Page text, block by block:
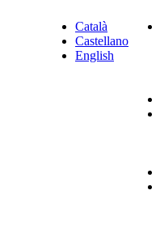
Català
Castellano
English